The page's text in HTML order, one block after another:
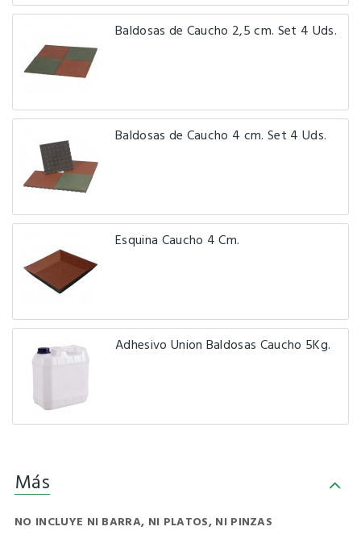
Baldosas de Caucho 2,5 cm. Set 4 Uds.
Baldosas de Caucho 4 cm. Set 4 Uds.
Esquina Caucho 4 Cm.
Adhesivo Union Baldosas Caucho 5Kg.
Más
NO INCLUYE NI BARRA, NI PLATOS, NI PINZAS